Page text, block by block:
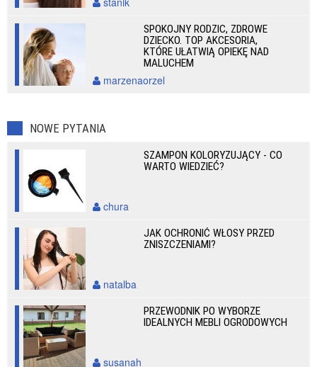
SPOKOJNY RODZIC, ZDROWE
DZIECKO. TOP AKCESORIA,
KTÓRE UŁATWIĄ OPIEKĘ NAD
MALUCHEM
marzenaorzel
NOWE PYTANIA
SZAMPON KOLORYZUJĄCY - CO
WARTO WIEDZIEĆ?
chura
JAK OCHRONIĆ WŁOSY PRZED
ZNISZCZENIAMI?
natalba
PRZEWODNIK PO WYBORZE
IDEALNYCH MEBLI OGRODOWYCH
susanah